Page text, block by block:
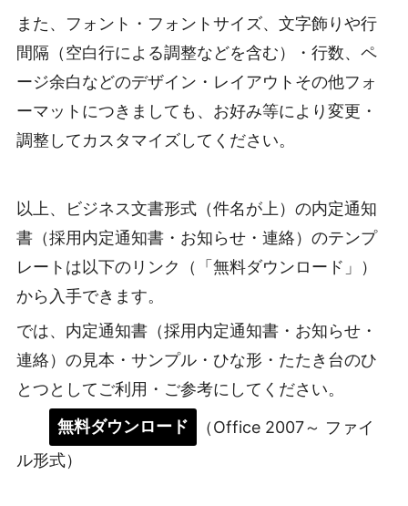
また、フォント・フォントサイズ、文字飾りや行
間隔（空白行による調整などを含む）・行数、ペ
ージ余白などのデザイン・レイアウトその他フォ
ーマットにつきましても、お好み等により変更・
調整してカスタマイズしてください。
以上、ビジネス文書形式（件名が上）の内定通知
書（採用内定通知書・お知らせ・連絡）のテンプ
レートは以下のリンク（「無料ダウンロード」）
から入手できます。
では、内定通知書（採用内定通知書・お知らせ・
連絡）の見本・サンプル・ひな形・たたき台のひ
とつとしてご利用・ご参考にしてください。
無料ダウンロード
（Office 2007～ ファイ
ル形式）